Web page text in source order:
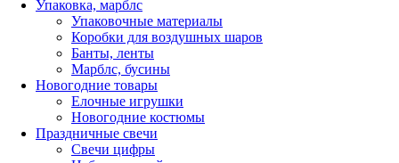
Упаковка, марблс
Упаковочные материалы
Коробки для воздушных шаров
Банты, ленты
Марблс, бусины
Новогодние товары
Елочные игрушки
Новогодние костюмы
Праздничные свечи
Свечи цифры